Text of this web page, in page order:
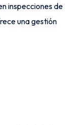
inspecciones de
una gestión